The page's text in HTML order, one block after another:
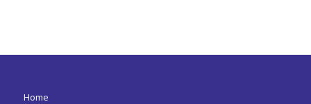
Home